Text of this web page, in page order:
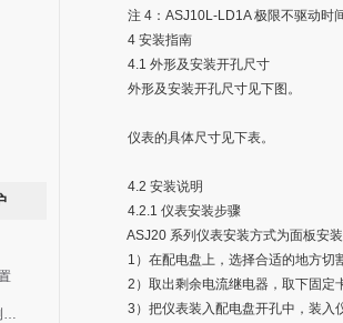
APD系列局放监测装置
注 4：ASJ10L-LD1A 极限不驱动时
4 安装指南
4.1 外形及安装开孔尺寸
外形及安装开孔尺寸见下图。
仪表的具体尺寸见下表。
4.2 安装说明
4.2.1 仪表安装步骤
ASJ20 系列仪表安装方式为面板安装
1）在配电盘上，选择合适的地方切
2）取出剩余电流继电器，取下固定
3）把仪表装入配电盘开孔中，装入